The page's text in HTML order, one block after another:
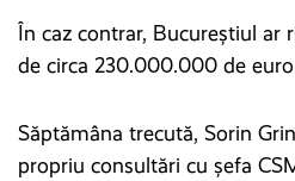
În caz contrar, Bucureștiul ar
de circa 230.000.000 de
Săptămâna trecută, Sorin
propriu consultări cu șefa